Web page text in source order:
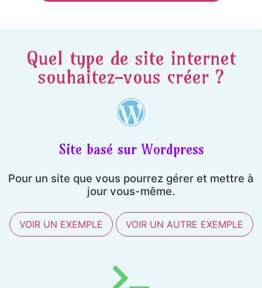
Quel type de site internet
souhaitez-vous créer ?
Site basé sur Wordpress
Pour un site que vous pourrez gérer et mettre à
jour vous-même.
VOIR UN EXEMPLE VOIR UN AUTRE EXEMPLE